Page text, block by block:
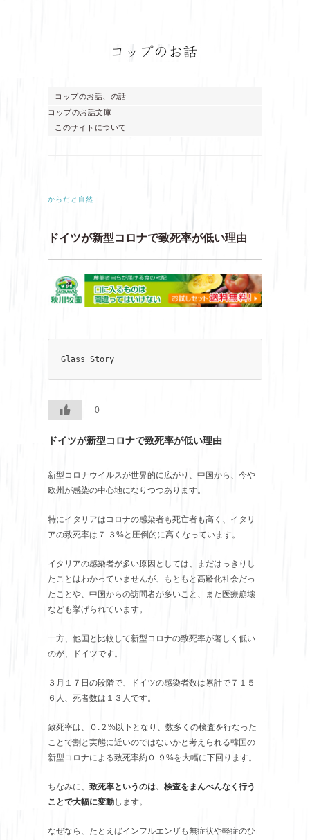
コップのお話、の話
コップのお話文庫
このサイトについて
からだと自然
ドイツが新型コロナで致死率が低い理由
Glass Story
0
ドイツが新型コロナで致死率が低い理由
新型コロナウイルスが世界的に広がり、中国から、今や
欧州が感染の中心地になりつつあります。
特にイタリアはコロナの感染者も死亡者も高く、イタリ
アの致死率は７.３%と圧倒的に高くなっています。
イタリアの感染者が多い原因としては、まだはっきりし
たことはわかっていませんが、もともと高齢化社会だっ
たことや、中国からの訪問者が多いこと、また医療崩壊
なども挙げられています。
一方、他国と比較して新型コロナの致死率が著しく低い
のが、ドイツです。
３月１７日の段階で、ドイツの感染者数は累計で７１５
６人、死者数は１３人です。
致死率は、０.２%以下となり、数多くの検査を行なった
ことで割と実態に近いのではないかと考えられる韓国の
新型コロナによる致死率約０.９%を大幅に下回ります。
ちなみに、 致死率というのは、検査をまんべんなく行う
ことで大幅に変動します。
なぜなら、たとえばインフルエンザも無症状や軽症のひ